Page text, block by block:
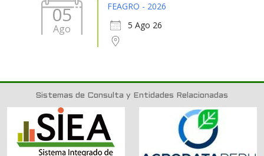
05
Ago
FEAGRO - 2026
5 Ago 26
Sistemas de Consulta y Entidades Relacionadas